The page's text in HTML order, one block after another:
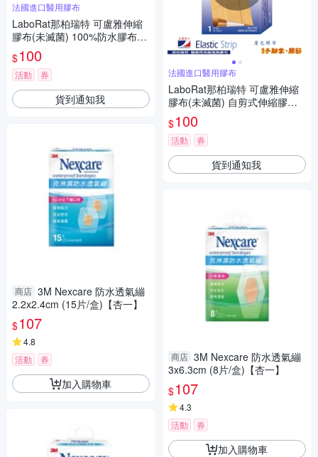
法國進口醫用膠布
LaboRat那柏瑞特 可盧雅伸縮
膠布(未滅菌) 100%防水膠布24
片(1.9x3.8cm)
$100
活動 券
貨到通知我
商店 3M Nexcare 防水透氣繃
2.2x2.4cm (15片/盒)【杏一】
$107
4.8
活動
券
加入購物車
法國進口醫用膠布
LaboRat那柏瑞特 可盧雅伸縮
膠布(未滅菌) 自剪式伸縮膠布1
捲(100x6cm)
$100
活動 券
貨到通知我
商店 3M Nexcare 防水透氣繃
3x6.3cm (8片/盒)【杏一】
$107
4.3
活動
券
加入購物車